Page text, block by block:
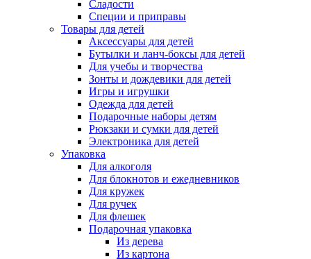
Сладости
Специи и приправы
Товары для детей
Аксессуары для детей
Бутылки и ланч-боксы для детей
Для учебы и творчества
Зонты и дождевики для детей
Игры и игрушки
Одежда для детей
Подарочные наборы детям
Рюкзаки и сумки для детей
Электроника для детей
Упаковка
Для алкоголя
Для блокнотов и ежедневников
Для кружек
Для ручек
Для флешек
Подарочная упаковка
Из дерева
Из картона